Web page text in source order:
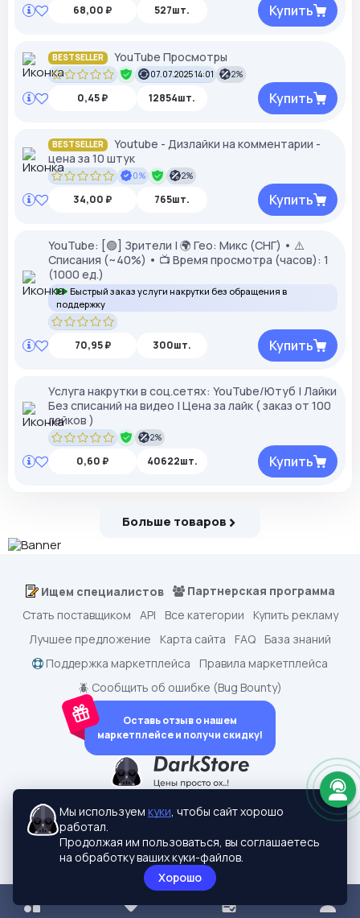
68,00 ₽ 527шт. Купить
BESTSELLER YouTube Просмотры
07.07.2025 14:01 2%
0,45 ₽ 12854шт. Купить
BESTSELLER
Youtube - Дизлайки на комментарии -
цена за 10 штук
0% 2%
34,00 ₽ 765шт. Купить
YouTube: [🟢] Зрители | 🌍 Гео: Микс (СНГ) • ⚠️
Списания (~40%) • 📺 Время просмотра (часов): 1
(1000 ед.)
Быстрый заказ услуги накрутки без обращения в
поддержку
70,95 ₽ 300шт. Купить
Услуга накрутки в соц.сетях: YouTube/Ютуб | Лайки
Без списаний на видео | Цена за лайк ( заказ от 100
лайков )
2%
0,60 ₽ 40622шт. Купить
Больше товаров
2015-2026 © dark.shopping
Актуальные адреса:
Ищем специалистов
Партнерская программа
Стать поставщиком
API Все категории
Купить рекламу
Лучшее предложение
Карта сайта FAQ
База знаний
Поддержка маркетплейса
Правила маркетплейса
🪲 Сообщить об ошибке (Bug Bounty)
Оставь отзыв о нашем
маркетплейсе и получи скидку!
Мы используем куки, чтобы сайт хорошо
работал.
Продолжая им пользоваться, вы соглашаетесь
на обработку ваших куки-файлов.
Хорошо